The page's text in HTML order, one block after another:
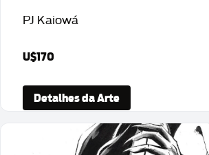
PJ Kaiowá
U$170
Detalhes da Arte